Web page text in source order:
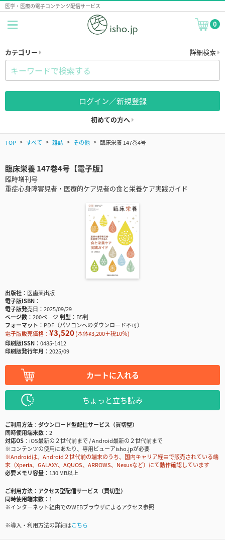
医学・医療の電子コンテンツ配信サービス
0
カテゴリー 詳細検索
ログイン／新規登録
初めての方へ
TOP すべて 雑誌 その他 臨床栄養 147巻4号
臨床栄養 147巻4号【電子版】
臨時増刊号
重症心身障害児者・医療的ケア児者の食と栄養ケア実践ガイド
出版社
医歯薬出版
電子版ISBN
電子版発売日
2025/09/29
ページ数
200ページ判型
B5判
フォーマット
PDF（パソコンへのダウンロード不可）
電子版販売価格： ¥3,520(本体¥3,200＋税10％)
印刷版ISSN
0485-1412
印刷版発行年月
2025/09
カートに入れる
ちょっと立ち読み
ご利用方法
ダウンロード型配信サービス（買切型）
同時使用端末数
2
対応OS
iOS最新の２世代前まで / Android最新の２世代前まで
※コンテンツの使用にあたり、専用ビューアisho.jpが必要
※Androidは、Android２世代前の端末のうち、国内キャリア経由で販売されている端
末（Xperia、GALAXY、AQUOS、ARROWS、Nexusなど）にて動作確認しています
必要メモリ容量
130 MB以上
ご利用方法
アクセス型配信サービス（買切型）
同時使用端末数
1
※インターネット経由でのWEBブラウザによるアクセス参照
※導入・利用方法の詳細はこちら